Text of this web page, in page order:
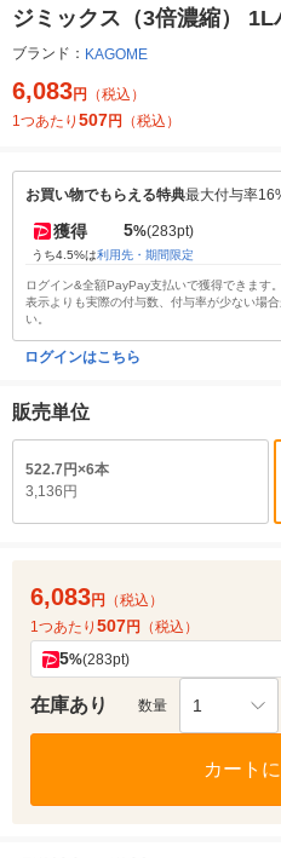
ジミックス（3倍濃縮） 1L
ブランド： KAGOME
6,083円
（税込）
1つあたり 507円 （税込）
お買い物でもらえる特典最大付与率
獲得 5%(283pt)
うち4.5%は利用先・期間限定
ログイン&全額PayPay支払いで獲得できます
表示よりも実際の付与数、付与率が少ない場
い。
ログインはこちら
販売単位
522.7円×6本
3,136円
6,083円
（税込）
1つあたり 507円 （税込）
5%(283pt)
在庫あり 数量 1
カート